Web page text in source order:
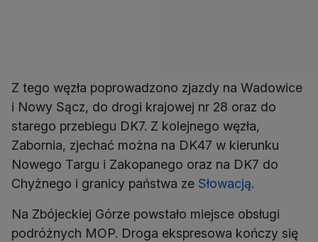
Z tego węzła poprowadzono zjazdy na Wadowice
i Nowy Sącz, do drogi krajowej nr 28 oraz do
starego przebiegu DK7. Z kolejnego węzła,
Zabornia, zjechać można na DK47 w kierunku
Nowego Targu i Zakopanego oraz na DK7 do
Chyżnego i granicy państwa ze Słowacją.
Na Zbójeckiej Górze powstało miejsce obsługi
podróżnych MOP. Droga ekspresowa kończy się